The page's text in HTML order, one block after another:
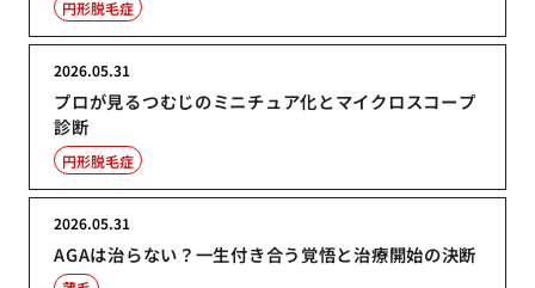
円形脱毛症
プロが見るつむじのミニチュア化とマイクロスコープ
診断
2026.05.31
円形脱毛症
AGAは治らない？一生付き合う覚悟と治療開始の決断
2026.05.31